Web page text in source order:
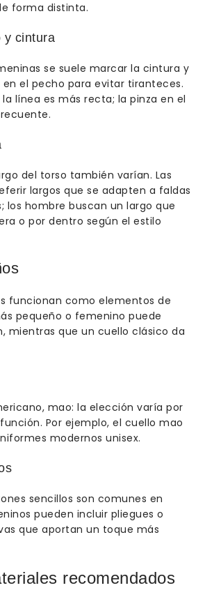
forma distinta.
y cintura
se suele marcar la cintura y
el pecho para evitar tiranteces.
la línea es más recta; la pinza en el
del torso también varían. Las
largos que se adapten a faldas
los hombre buscan un largo que
o por dentro según el estilo
funcionan como elementos de
pequeño o femenino puede
mientras que un cuello clásico da
mao: la elección varía por
Por ejemplo, el cuello mao
modernos unisex.
sencillos son comunes en
pueden incluir pliegues o
que aportan un toque más
recomendados